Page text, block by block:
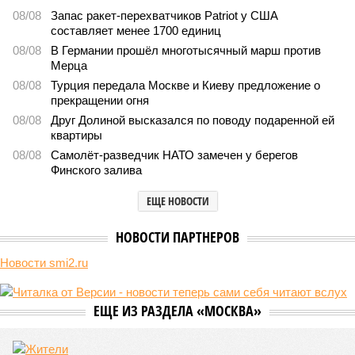
08/08
Запас ракет-перехватчиков Patriot у США
составляет менее 1700 единиц
08/08
В Германии прошёл многотысячный марш против
Мерца
08/08
Турция передала Москве и Киеву предложение о
прекращении огня
08/08
Друг Долиной высказался по поводу подаренной ей
квартиры
08/08
Самолёт-разведчик НАТО замечен у берегов
Финского залива
ЕЩЕ НОВОСТИ
НОВОСТИ ПАРТНЕРОВ
Новости smi2.ru
ЕЩЕ ИЗ РАЗДЕЛА «МОСКВА»